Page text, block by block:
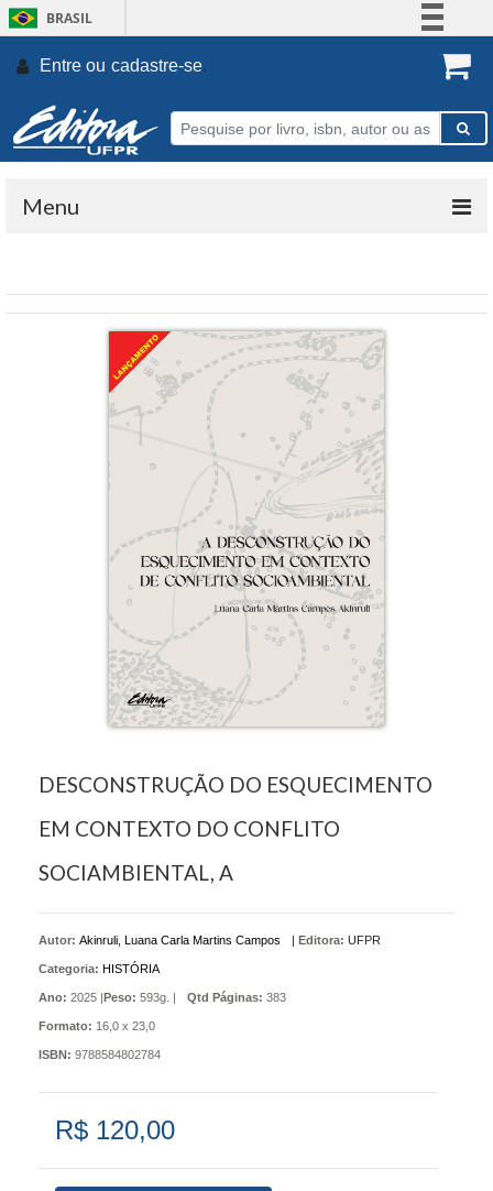
BRASIL
Participe
Entre ou cadastre-se.
Menu
DESCONSTRUÇÃO DO ESQUECIMENTO
EM CONTEXTO DO CONFLITO
SOCIAMBIENTAL, A
Autor: Akinruli, Luana Carla Martins Campos | Editora: UFPR
Categoria: HISTÓRIA
Ano: 2025 |Peso: 593g. | Qtd Páginas: 383
Formato: 16,0 x 23,0
ISBN: 9788584802784
R$ 120,00